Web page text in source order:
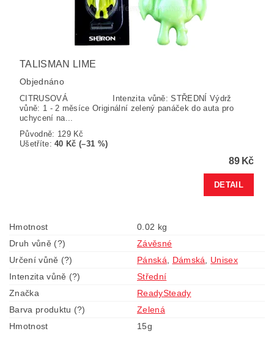
TALISMAN LIME
Objednáno
CITRUSOVÁ Intenzita vůně: STŘEDNÍ Výdrž
vůně: 1 - 2 měsíce Originální zelený panáček do auta pro
uchycení na...
Původně: 129 Kč
Ušetříte:40 Kč (–31 %)
89 Kč
DETAIL
Hmotnost
0.02 kg
Druh vůně (?)
Závěsné
Určení vůně (?)
Pánská Dámská
Unisex
Intenzita vůně (?)
Střední
Značka
ReadySteady
Barva produktu (?)
Zelená
Hmotnost
15g